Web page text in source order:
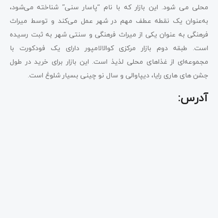
محلی می شود. این بازار که با نام “پاسار سنی” شناخته می‌شود،
به‌عنوان یک نقطه عطف مهم در شهر عمل می‌کند و توسط میراث
فرهنگی به عنوان یکی از میراث فرهنگی و سنتی شهر به ثبت رسیده
است. طبقه دوم بازار مرکزی کوالالامپور دارای یک فودکورت با
مجموعه‌ای از غذاهای محلی لذیذ است. این بازار برای خرید در طول
جشن های هاری رایا، دیپاوالی و سال نو چینی بسیار شلوغ است.
آدرس: